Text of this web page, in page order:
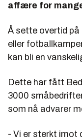
affære for
Å sette overtid
eller
kan bli en
Dette har fått
3000
som nå advarer
- Vi er sterkt imot